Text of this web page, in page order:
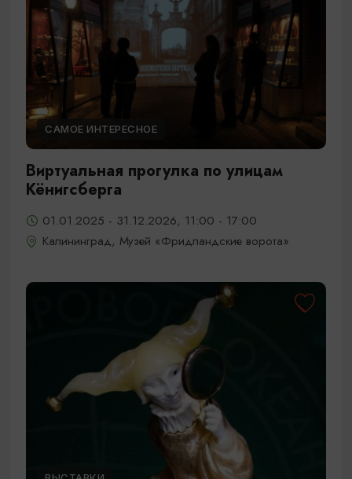
САМОЕ ИНТЕРЕСНОЕ
Виртуальная прогулка по улицам
Кёнигсберга
01.01.2025 - 31.12.2026, 11:00 - 17:00
Калининград, Музей «Фридландские ворота»